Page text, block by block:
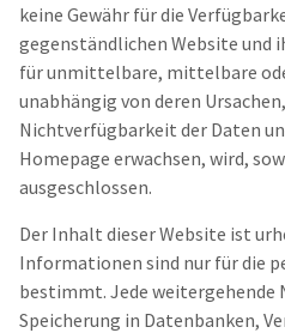
keine Gewähr für die
gegenständlichen Website und
für unmittelbare, mittelbare
unabhängig von deren
Nichtverfügbarkeit der Daten
Homepage erwachsen, wird,
ausgeschlossen.
Der Inhalt dieser Website ist
Informationen sind nur für die
bestimmt. Jede weitergehende
Speicherung in Datenbanken,